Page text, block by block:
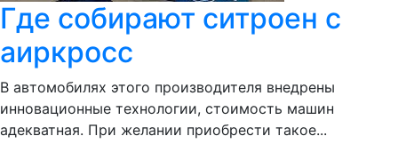
Где собирают ситроен с
аиркросс
В автомобилях этого производителя внедрены
инновационные технологии, стоимость машин
адекватная. При желании приобрести такое...